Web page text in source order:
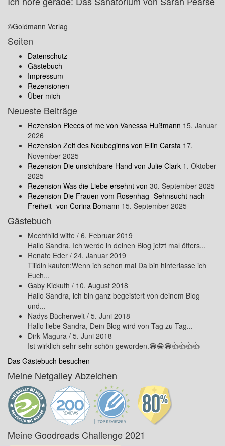
©Goldmann Verlag
Seiten
Datenschutz
Gästebuch
Impressum
Rezensionen
Über mich
Neueste Beiträge
Rezension Pieces of me von Vanessa Hußmann 15. Januar
2026
Rezension Zeit des Neubeginns von Ellin Carsta 17.
November 2025
Rezension Die unsichtbare Hand von Julie Clark 1. Oktober
2025
Rezension Was die Liebe ersehnt von 30. September 2025
Rezension Die Frauen vom Rosenhag -Sehnsucht nach
Freiheit- von Corina Bomann 15. September 2025
Gästebuch
Mechthild witte / 6. Februar 2019
Hallo Sandra. Ich werde in deinen Blog jetzt mal öfters...
Renate Eder / 24. Januar 2019
Tilidin kaufen:Wenn ich schon mal Da bin hinterlasse ich
Euch...
Gaby Kickuth / 10. August 2018
Hallo Sandra, ich bin ganz begeistert von deinem Blog
und...
Nadys Bücherwelt / 5. Juni 2018
Hallo liebe Sandra, Dein Blog wird von Tag zu Tag...
Dirk Magura / 5. Juni 2018
Ist wirklich sehr sehr schön geworden.😁😁😁👍👍👍👍
Das Gästebuch besuchen
Meine Netgalley Abzeichen
Meine Goodreads Challenge 2021